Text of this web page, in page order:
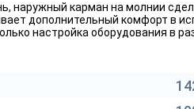
наружный карман на молнии
дополнительный комфорт в
настройка оборудования в